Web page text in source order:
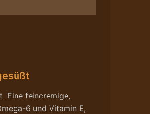
Eine feincremige,
6 und Vitamin E,